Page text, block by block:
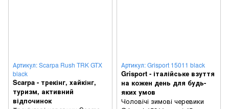
Артикул: Scarpa Rush TRK GTX
black
Scarpa - трекінг, хайкінг,
туризм, активний
відпочинок
Артикул: Grisport 15011 black
Grisport - італійське взуття
на кожен день для будь-
яких умов
Чоловічі зимові черевики